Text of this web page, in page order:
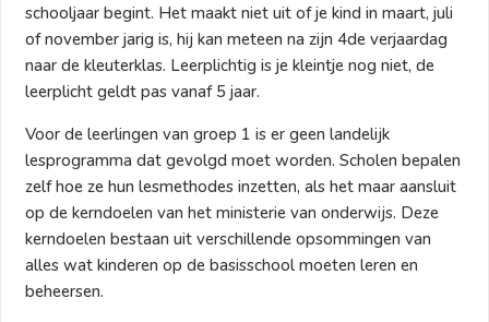
schooljaar begint. Het maakt niet uit of je kind in maart, juli
of november jarig is, hij kan meteen na zijn 4de verjaardag
naar de kleuterklas. Leerplichtig is je kleintje nog niet, de
leerplicht geldt pas vanaf 5 jaar.
Voor de leerlingen van groep 1 is er geen landelijk
lesprogramma dat gevolgd moet worden. Scholen bepalen
zelf hoe ze hun lesmethodes inzetten, als het maar aansluit
op de kerndoelen van het ministerie van onderwijs. Deze
kerndoelen bestaan uit verschillende opsommingen van
alles wat kinderen op de basisschool moeten leren en
beheersen.